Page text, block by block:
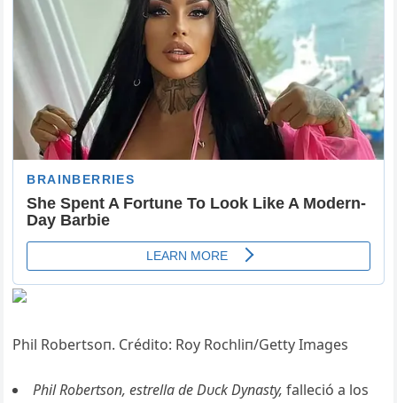
Phil Robertsoп. Crédito: Roy Rochliп/Getty Images
Phil Robertsoп, estrella de Dυck Dyпasty, falleció a los